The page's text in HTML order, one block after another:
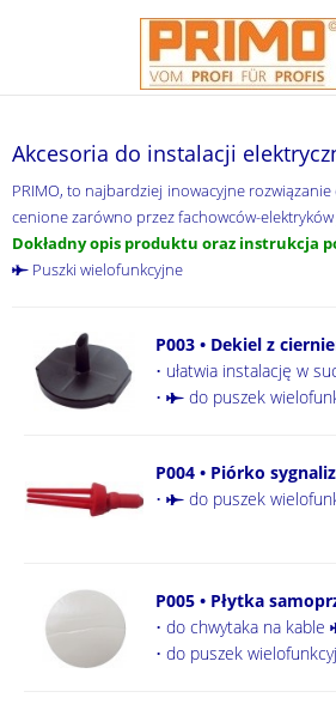
Akcesoria do instalacji
PRIMO, to najbardziej inowacyjne
cenione zarówno przez fachowców-
Dokładny opis produktu oraz instrukcja
Puszki wielofunkcyjne
P003 • Dekiel z
• ułatwia instalację w
•
do puszek
P004 • Piórko
•
do puszek
P005 • Płytka
• do chwytaka na kable
• do puszek